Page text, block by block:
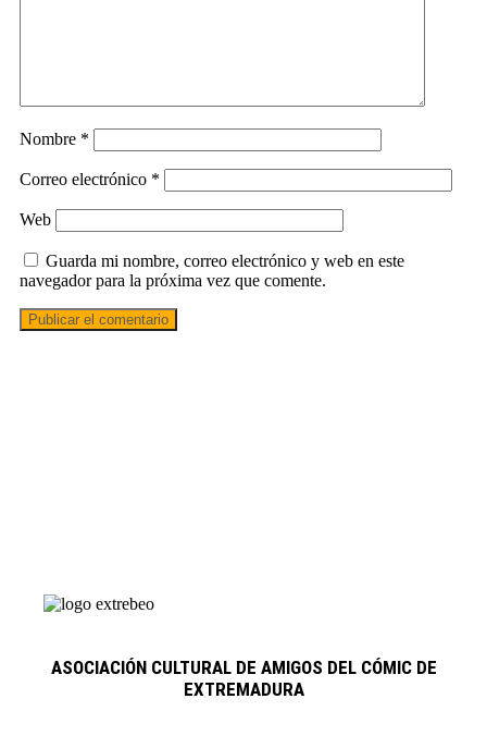
Nombre *
Correo electrónico *
Web
Guarda mi nombre, correo electrónico y web en este
navegador para la próxima vez que comente.
ASOCIACIÓN CULTURAL DE AMIGOS DEL CÓMIC DE
EXTREMADURA